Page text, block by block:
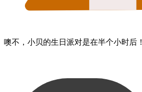
噢不，​小贝的​生日​派对​是在​半个​小时​后！